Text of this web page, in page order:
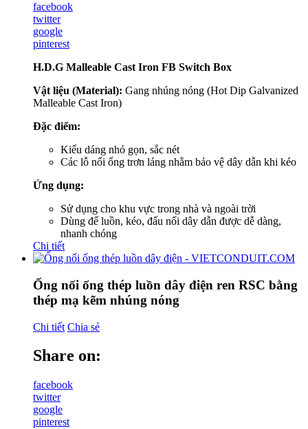
facebook
twitter
google
pinterest
H.D.G Malleable Cast Iron FB Switch Box
Vật liệu (Material): Gang nhúng nóng (Hot Dip Galvanized
Malleable Cast Iron)
Đặc điểm:
Kiểu dáng nhỏ gọn, sắc nét
Các lỗ nối ống trơn láng nhằm bảo vệ dây dẫn khi kéo
Ứng dụng:
Sử dụng cho khu vực trong nhà và ngoài trời
Dùng để luồn, kéo, đấu nối dây dẫn được dễ dàng,
nhanh chóng
Chi tiết
Ống nối ống thép luồn dây điện ren RSC bằng
thép mạ kẽm nhúng nóng
Chi tiết Chia sẻ
Share on:
facebook
twitter
google
pinterest